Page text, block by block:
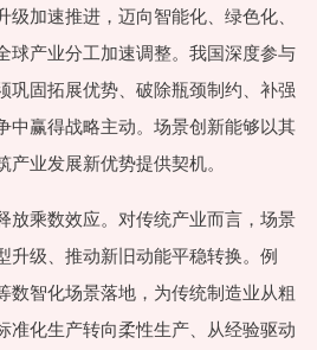
加速推进，迈向智能化、绿色化、
球产业分工加速调整。我国深度参与
巩固拓展优势、破除瓶颈制约、补强
中赢得战略主动。场景创新能够以其
业发展新优势提供契机。
放乘数效应。对传统产业而言，场景
升级、推动新旧动能平稳转换。例
数智化场景落地，为传统制造业从粗
准化生产转向柔性生产、从经验驱动